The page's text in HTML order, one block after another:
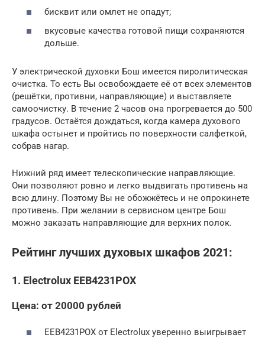
бисквит или омлет не опадут;
вкусовые качества готовой пищи сохраняются
дольше.
У электрической духовки Бош имеется пиролитическая
очистка. То есть Вы освобождаете её от всех элементов
(решётки, противни, направляющие) и выставляете
самоочистку. В течение 2 часов она прогревается до 500
градусов. Остаётся дождаться, когда камера духового
шкафа остынет и пройтись по поверхности салфеткой,
собрав нагар.
Нижний ряд имеет телескопические направляющие.
Они позволяют ровно и легко выдвигать противень на
всю длину. Поэтому Вы не обожжётесь и не опрокинете
противень. При желании в сервисном центре Бош
можно заказать направляющие для верхних полок.
Рейтинг лучших духовых шкафов 2021:
1. Electrolux EEB4231POX
Цена: от 20000 рублей
EEB4231POX от Electrolux уверенно выигрывает